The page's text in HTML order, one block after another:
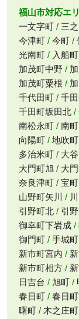
福山市対応エ
一文字町
三
今津町
今町
光南町
入船町
加茂町中野
加茂町粟根
千代田町
千
千田町坂田北
南松永町
南町
向陽町
地吹町
多治米町
大
大門町旭
大
奈良津町
宝町
山野町矢川
引野町北
引
御幸町下岩成
御門町
手城町
新市町宮内
新市町相方
日吉台
旭町
春日町
春日
曙町
木之庄町